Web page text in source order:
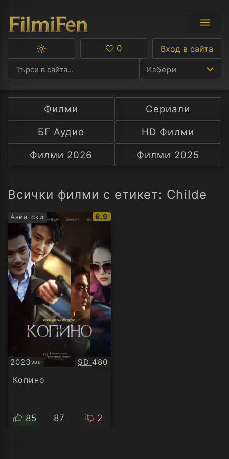
Избери
Ф
С
А
Превключване
тъмна
тема
Любими
0 Вход в сайта
Филми
Сериали
БГ Аудио
HD Филми
Филми 2026
Филми 2025
Всички филми с етикет: Childe
Азиатски
IMDb
6.9
2023SUB
Субтитри Качество:
SD 480
Копино
85 87 2